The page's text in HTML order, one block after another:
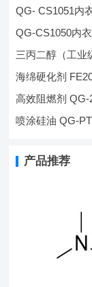
QG- CS1051内
QG-CS1050内
三丙二醇（工业
海绵硬化剂
高效阻燃剂 QG-
喷涂硅油 QG-
产品推荐